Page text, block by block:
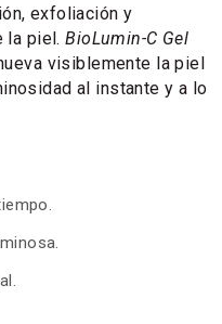
exfoliación y
la piel.BioLumin-C Gel
visiblemente la piel
al instante y a lo